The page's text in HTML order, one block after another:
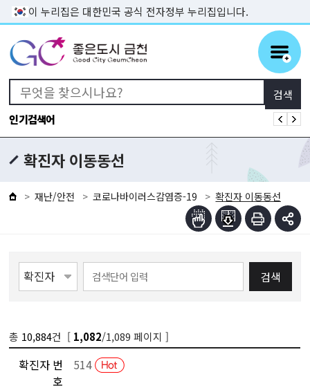
본문 바로가기
이 누리집은 대한민국 공식 전자정부 누리집입니다.
인기검색어
확진자 이동동선
재난/안전 코로나바이러스감염증-19 확진자 이동동선
검색
총 10,884건 [ 1,082/1,089 페이지 ]
확진자 번
호
514